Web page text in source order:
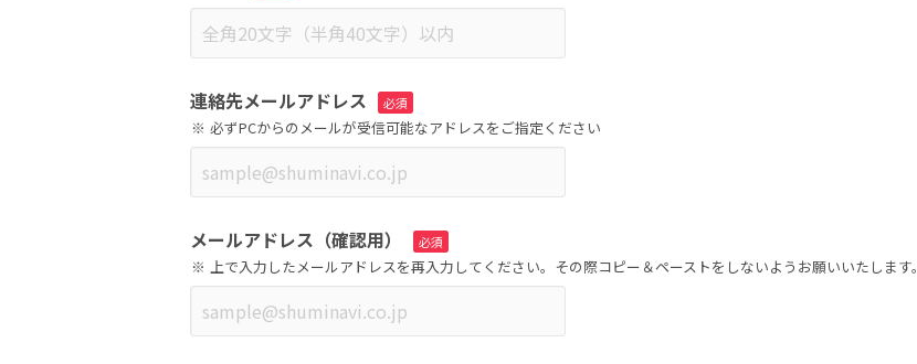
連絡先メールアドレス
必ずPCからのメールが受信可能なアドレスをご指定ください
メールアドレス（確認用）
上で入力したメールアドレスを再入力してください。その際コピー＆ペーストをしないようお願いいたします。